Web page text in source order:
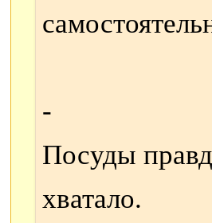
-
Посуды
хватало.